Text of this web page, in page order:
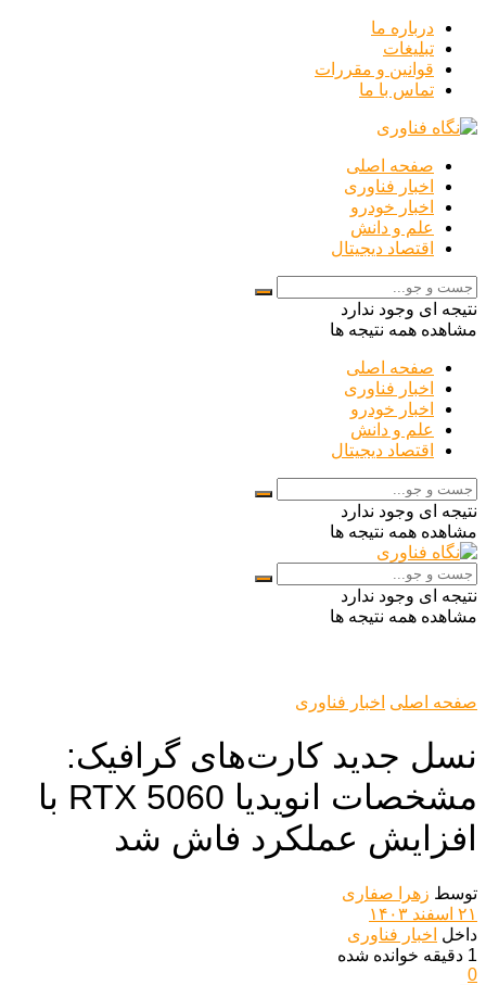
درباره ما
تبلیغات
قوانین و مقررات
تماس با ما
صفحه اصلی
اخبار فناوری
اخبار خودرو
علم و دانش
اقتصاد دیجیتال
نتیجه ای وجود ندارد
مشاهده همه نتیجه ها
صفحه اصلی
اخبار فناوری
اخبار خودرو
علم و دانش
اقتصاد دیجیتال
نتیجه ای وجود ندارد
مشاهده همه نتیجه ها
نتیجه ای وجود ندارد
مشاهده همه نتیجه ها
صفحه اصلی اخبار فناوری
نسل جدید کارت‌های گرافیک:
مشخصات انویدیا RTX 5060 با
افزایش عملکرد فاش شد
توسط زهرا صفاری
۲۱ اسفند ۱۴۰۳
داخل اخبار فناوری
1 دقیقه خوانده شده
0